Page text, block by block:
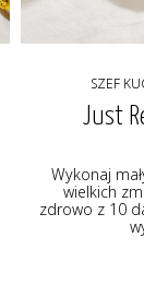
SZEF
Just
Wykonaj
wielkich
zdrowo z 10